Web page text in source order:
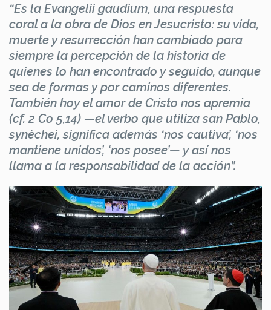
“Es la Evangelii gaudium, una respuesta
coral a la obra de Dios en Jesucristo: su vida,
muerte y resurrección han cambiado para
siempre la percepción de la historia de
quienes lo han encontrado y seguido, aunque
sea de formas y por caminos diferentes.
También hoy el amor de Cristo nos apremia
(cf. 2 Co 5,14) —el verbo que utiliza san Pablo,
synèchei, significa además ‘nos cautiva’, ‘nos
mantiene unidos’, ‘nos posee’— y así nos
llama a la responsabilidad de la acción”.